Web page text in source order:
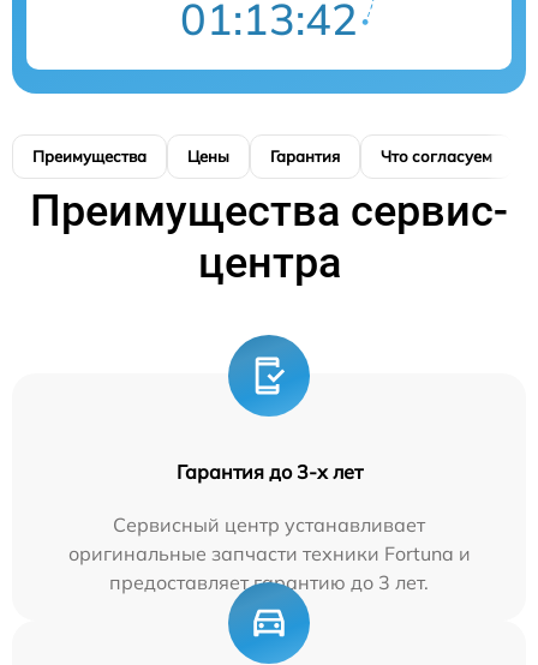
01:13:41
Преимущества Цены Гарантия Что согласуем
Преимущества сервис-
центра
Гарантия до 3-х лет
Сервисный центр устанавливает
оригинальные запчасти техники Fortuna и
предоставляет гарантию до 3 лет.